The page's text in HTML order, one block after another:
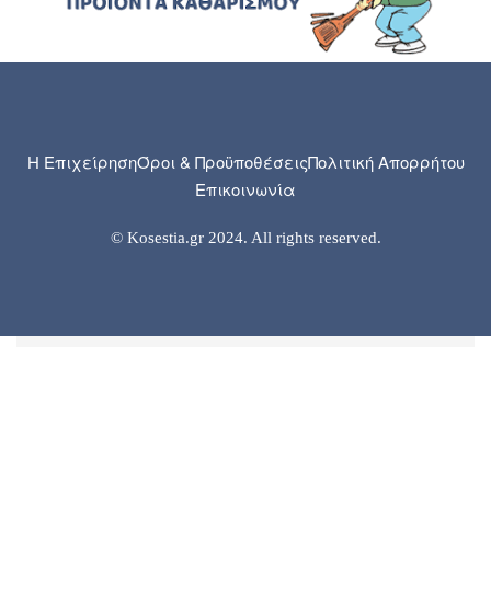
Η ΕπιχείρησηΌροι & ΠροϋποθέσειςΠολιτική Απορρήτου
Επικοινωνία
© Kosestia.gr 2024. All rights reserved.